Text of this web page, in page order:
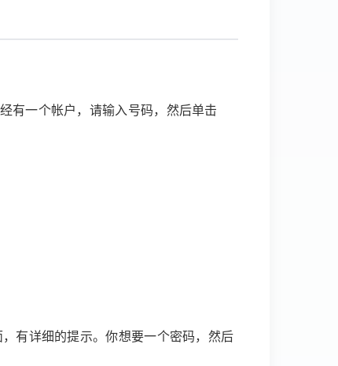
有一个帐户，请输入号码，然后单击
有详细的提示。你想要一个密码，然后